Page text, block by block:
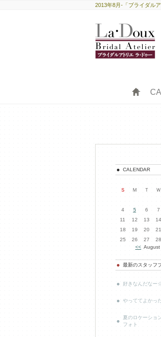
2013年8月-「ブライダル
HOME
CALENDAR
Ｓ Ｍ Ｔ Ｗ
4
5 6 7
11
12 13 14
18
19 20 21
25
26 27 28
<<
最新のスタッフ
好きなんだなー
やっててよかっ
夏のロケーショ
フォト